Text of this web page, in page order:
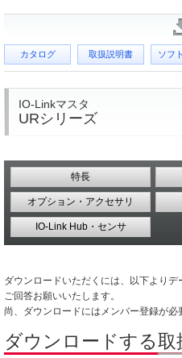
カタログ 取扱説明書 ソフ
IO-Linkマスタ
URシリーズ
特長
オプション・アクセサリ
IO-Link Hub・センサ
ダウンロードいただくには、以下より
ご回答お願いいたします。
尚、ダウンロードにはメンバー登録が必
ダウンロードする取